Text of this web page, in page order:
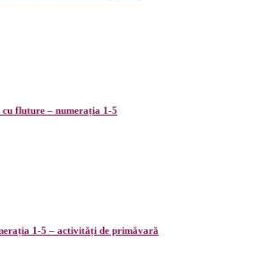
fluture – numerația 1-5
1-5 – activități de primăvară